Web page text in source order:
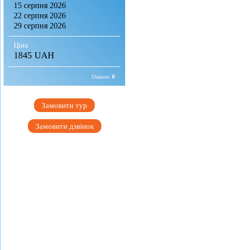
15 серпня 2026
22 серпня 2026
29 серпня 2026
Ціна
1845 UAH
Оцінок: 0
Замовити тур
Замовити дзвінок